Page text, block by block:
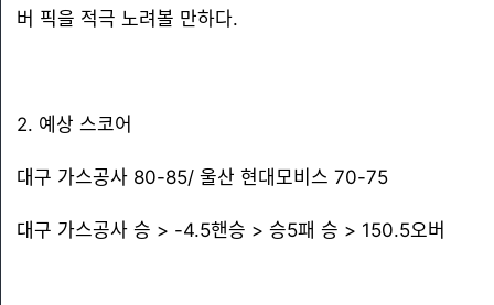
버 픽을 적극 노려볼 만하다.
2. 예상 스코어
대구 가스공사 80-85/ 울산 현대모비스 70-75
대구 가스공사 승 > -4.5핸승 > 승5패 승 > 150.5오버